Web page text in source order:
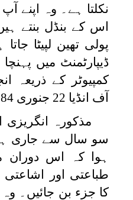
نکلتا ہے۔ وہ اپنے
اس کے بنڈل بنتے
پولی تھین لپیٹا
ڈیپارٹمنٹ میں
کمپیوٹر کے ذریعہ
آف انڈیا 22 جنوری 1984)
مذکورہ انگریزی
سو سال سے جاری
ہوا کہ اس دوران
طباعتی اور
کا جزء بن جائیں۔